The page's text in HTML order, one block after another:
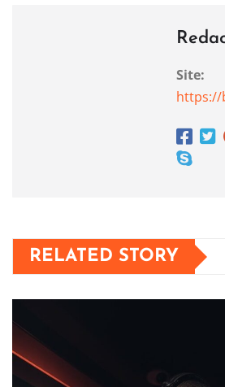
Site:
https://
RELATED STORY